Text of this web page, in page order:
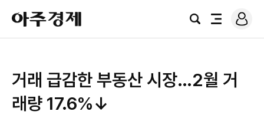
아
주
경
검
전
로
그
거래 급감한 부동산 시장…2월 거
래량 17.6%↓